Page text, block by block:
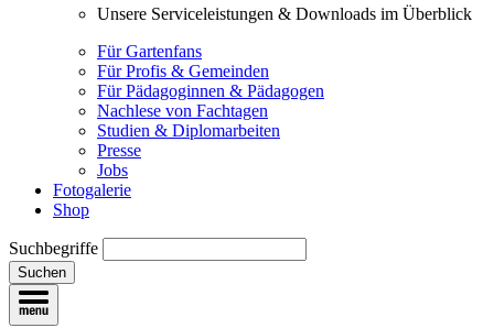
Unsere Serviceleistungen & Downloads im Überblick
Für Gartenfans
Für Profis & Gemeinden
Für Pädagoginnen & Pädagogen
Nachlese von Fachtagen
Studien & Diplomarbeiten
Presse
Jobs
Fotogalerie
Shop
Suchbegriffe
Suchen